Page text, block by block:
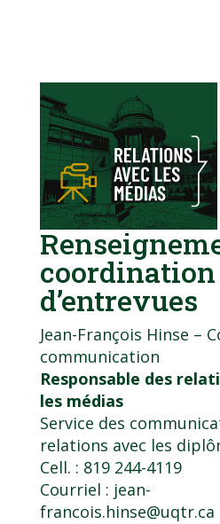
coordination
d’entrevues
Jean-François Hinse –
communication
Responsable des
les médias
Service des
relations avec les
Cell. : 819 244-4119
Courriel : jean-
francois.hinse@uqtr.ca